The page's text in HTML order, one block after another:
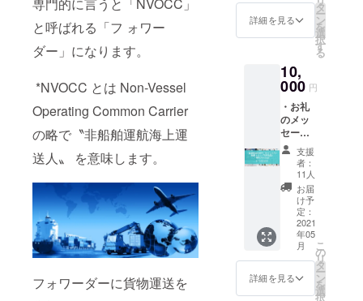
と呼ばれる「フ ォワー
ダー」になります。
*NVOCC とは Non-Vessel
Operating Common Carrier
の略で〝⾮船舶運航海上運
送⼈〟 を意味します。
フォワーダーに貨物運送を
ご希望
のお名
い。
の企業
名、個
⼈名、
ニック
ム、イ
ニシャ
ルを記
載 ※支
援時、
必ず備
考欄に
ご希望
のお名
前をご
記入く
ださ
い。 法
⼈、企
業様か
らのご
⽀援、
詳細を見る
タ
ー
ン
を
選
択
す
る
10,
000 円
・お礼
のメッ
セージ
・「最
適物流
の科
学」
（著者
サイン
⼊り書
籍）+オ
リジナ
ルトラ
ンプ ・
プロ
支援
者：
11人
お届
け予
定：
2021
年05
月
詳細を見る
こ
の
リ
タ
ー
ン
を
選
択